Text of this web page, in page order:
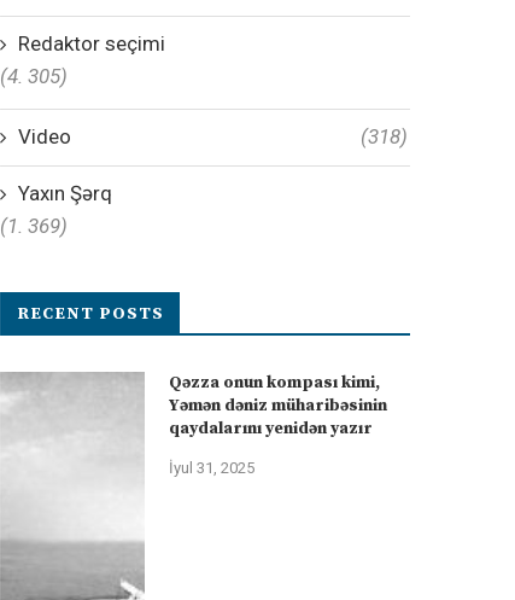
Redaktor seçimi
(4. 305)
Video (318)
Yaxın Şərq
(1. 369)
RECENT POSTS
Qəzza onun kompası kimi,
Yəmən dəniz müharibəsinin
qaydalarını yenidən yazır
İyul 31, 2025